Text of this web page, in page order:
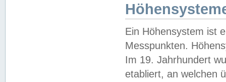
Ein Höhensystem ist
Messpunkten.
Im 19. Jahrhundert
etabliert, an welchen